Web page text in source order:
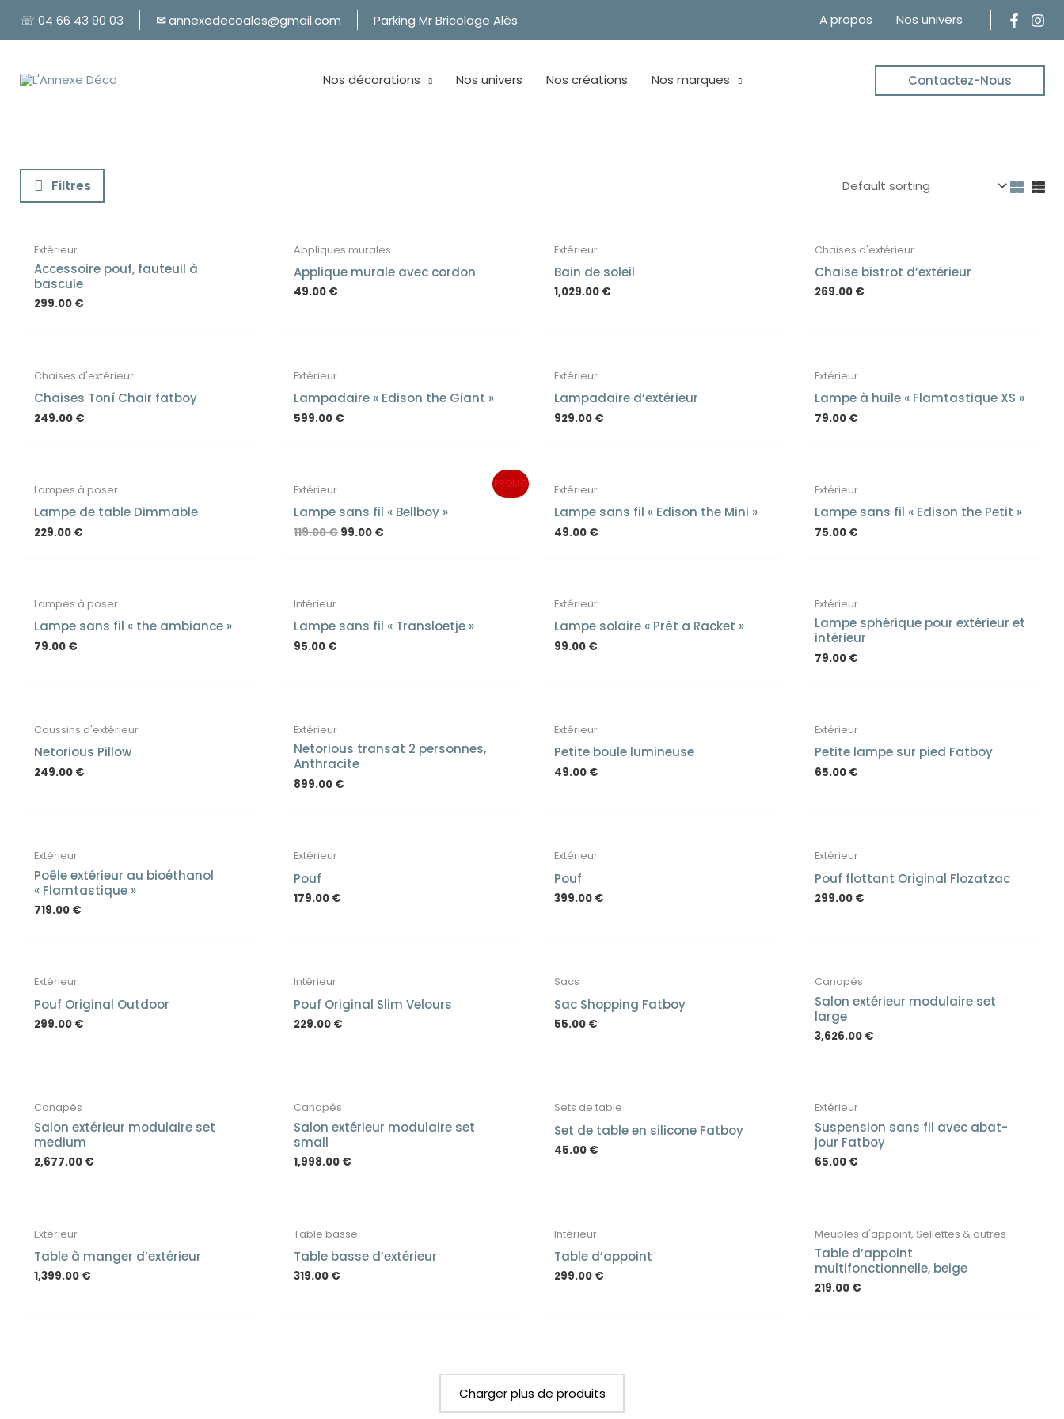
☏ 04 66 43 90 03 ✉annexedecoales@gmail.com Parking Mr Bricolage Alès A propos Nos univers
Nos décorations Nos univers Nos créations Nos marques Contactez-Nous
Filtres
Extérieur
Accessoire pouf, fauteuil à
bascule
299.00 €
Appliques murales
Applique murale avec cordon
49.00 €
Extérieur
Bain de soleil
1,029.00 €
Chaises d'extérieur
Chaise bistrot d’extérieur
269.00 €
Chaises d'extérieur
Chaises Toní Chair fatboy
249.00 €
Extérieur
Lampadaire « Edison the Giant »
599.00 €
Extérieur
Lampadaire d’extérieur
929.00 €
Extérieur
Lampe à huile « Flamtastique XS »
79.00 €
Lampes à poser
Lampe de table Dimmable
229.00 €
PROMO
Extérieur
Lampe sans fil « Bellboy »
119.00€
was:
119.00 €.
99.00 €
is:
99.00 €.
Extérieur
Lampe sans fil « Edison the Mini »
49.00 €
Extérieur
Lampe sans fil « Edison the Petit »
75.00 €
Lampes à poser
Lampe sans fil « the ambiance »
79.00 €
Intérieur
Lampe sans fil « Transloetje »
95.00 €
Extérieur
Lampe solaire « Prêt a Racket »
99.00 €
Extérieur
Lampe sphérique pour extérieur et
intérieur
79.00 €
Coussins d'extérieur
Netorious Pillow
249.00 €
Extérieur
Netorious transat 2 personnes,
Anthracite
899.00 €
Extérieur
Petite boule lumineuse
49.00 €
Extérieur
Petite lampe sur pied Fatboy
65.00 €
Extérieur
Poêle extérieur au bioéthanol
« Flamtastique »
719.00 €
Extérieur
Pouf
179.00 €
Extérieur
Pouf
399.00 €
Extérieur
Pouf flottant Original Flozatzac
299.00 €
Extérieur
Pouf Original Outdoor
299.00 €
Intérieur
Pouf Original Slim Velours
229.00 €
Sacs
Sac Shopping Fatboy
55.00 €
Canapés
Salon extérieur modulaire set
large
3,626.00 €
Canapés
Salon extérieur modulaire set
medium
2,677.00 €
Canapés
Salon extérieur modulaire set
small
1,998.00 €
Sets de table
Set de table en silicone Fatboy
45.00 €
Extérieur
Suspension sans fil avec abat-
jour Fatboy
65.00 €
Extérieur
Table à manger d’extérieur
1,399.00 €
Table basse
Table basse d’extérieur
319.00 €
Intérieur
Table d’appoint
299.00 €
Meubles d'appoint, Sellettes & autres
Table d’appoint
multifonctionnelle, beige
219.00 €
Charger plus de produits